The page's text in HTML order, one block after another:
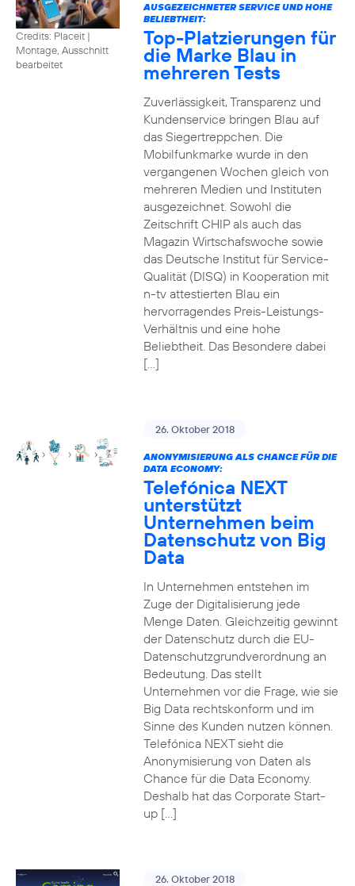
Credits: Placeit |
Montage, Ausschnitt
bearbeitet
AUSGEZEICHNETER SERVICE UND HOHE
BELIEBTHEIT:
Top-Platzierungen für
die Marke Blau in
mehreren Tests
Zuverlässigkeit, Transparenz und
Kundenservice bringen Blau auf
das Siegertreppchen. Die
Mobilfunkmarke wurde in den
vergangenen Wochen gleich von
mehreren Medien und Instituten
ausgezeichnet. Sowohl die
Zeitschrift CHIP als auch das
Magazin Wirtschafswoche sowie
das Deutsche Institut für Service-
Qualität (DISQ) in Kooperation mit
n-tv attestierten Blau ein
hervorragendes Preis-Leistungs-
Verhältnis und eine hohe
Beliebtheit. Das Besondere dabei
[…]
26. Oktober 2018
ANONYMISIERUNG ALS CHANCE FÜR DIE
DATA ECONOMY:
Telefónica NEXT
unterstützt
Unternehmen beim
Datenschutz von Big
Data
In Unternehmen entstehen im
Zuge der Digitalisierung jede
Menge Daten. Gleichzeitig gewinnt
der Datenschutz durch die EU-
Datenschutzgrundverordnung an
Bedeutung. Das stellt
Unternehmen vor die Frage, wie sie
Big Data rechtskonform und im
Sinne des Kunden nutzen können.
Telefónica NEXT sieht die
Anonymisierung von Daten als
Chance für die Data Economy.
Deshalb hat das Corporate Start-
up […]
26. Oktober 2018